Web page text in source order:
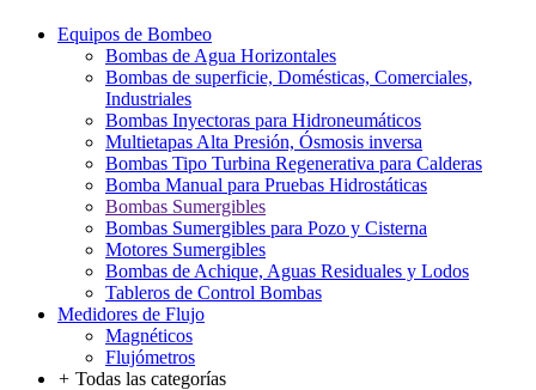
Equipos de Bombeo
Bombas de Agua Horizontales
Bombas de superficie, Domésticas, Comerciales,
Industriales
Bombas Inyectoras para Hidroneumáticos
Multietapas Alta Presión, Ósmosis inversa
Bombas Tipo Turbina Regenerativa para Calderas
Bomba Manual para Pruebas Hidrostáticas
Bombas Sumergibles
Bombas Sumergibles para Pozo y Cisterna
Motores Sumergibles
Bombas de Achique, Aguas Residuales y Lodos
Tableros de Control Bombas
Medidores de Flujo
Magnéticos
Flujómetros
+ Todas las categorías